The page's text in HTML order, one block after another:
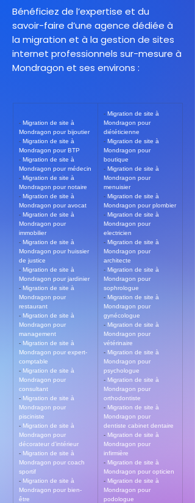
Bénéficiez de l’expertise et du
savoir-faire d’une agence dédiée à
la migration et à la gestion de sites
internet professionnels sur-mesure à
Mondragon et ses environs :
- Migration de site à
Mondragon pour bijoutier
- Migration de site à
Mondragon pour BTP
- Migration de site à
Mondragon pour médecin
- Migration de site à
Mondragon pour notaire
- Migration de site à
Mondragon pour avocat
- Migration de site à
Mondragon pour
immobilier
- Migration de site à
Mondragon pour huissier
de justice
- Migration de site à
Mondragon pour jardinier
- Migration de site à
Mondragon pour
restaurant
- Migration de site à
Mondragon pour
management
- Migration de site à
Mondragon pour expert-
comptable
- Migration de site à
Mondragon pour
consultant
- Migration de site à
Mondragon pour
pisciniste
- Migration de site à
Mondragon pour
décorateur d’intérieur
- Migration de site à
Mondragon pour coach
sportif
- Migration de site à
Mondragon pour bien-
être
- Migration de site à
Mondragon pour
diététicienne
- Migration de site à
Mondragon pour
boutique
- Migration de site à
Mondragon pour
menuisier
- Migration de site à
Mondragon pour plombier
- Migration de site à
Mondragon pour
electricien
- Migration de site à
Mondragon pour
architecte
- Migration de site à
Mondragon pour
sophrologue
- Migration de site à
Mondragon pour
gynécologue
- Migration de site à
Mondragon pour
vétérinaire
- Migration de site à
Mondragon pour
psychologue
- Migration de site à
Mondragon pour
orthodontiste
- Migration de site à
Mondragon pour
dentiste cabinet dentaire
- Migration de site à
Mondragon pour
infirmière
- Migration de site à
Mondragon pour opticien
- Migration de site à
Mondragon pour
podologue